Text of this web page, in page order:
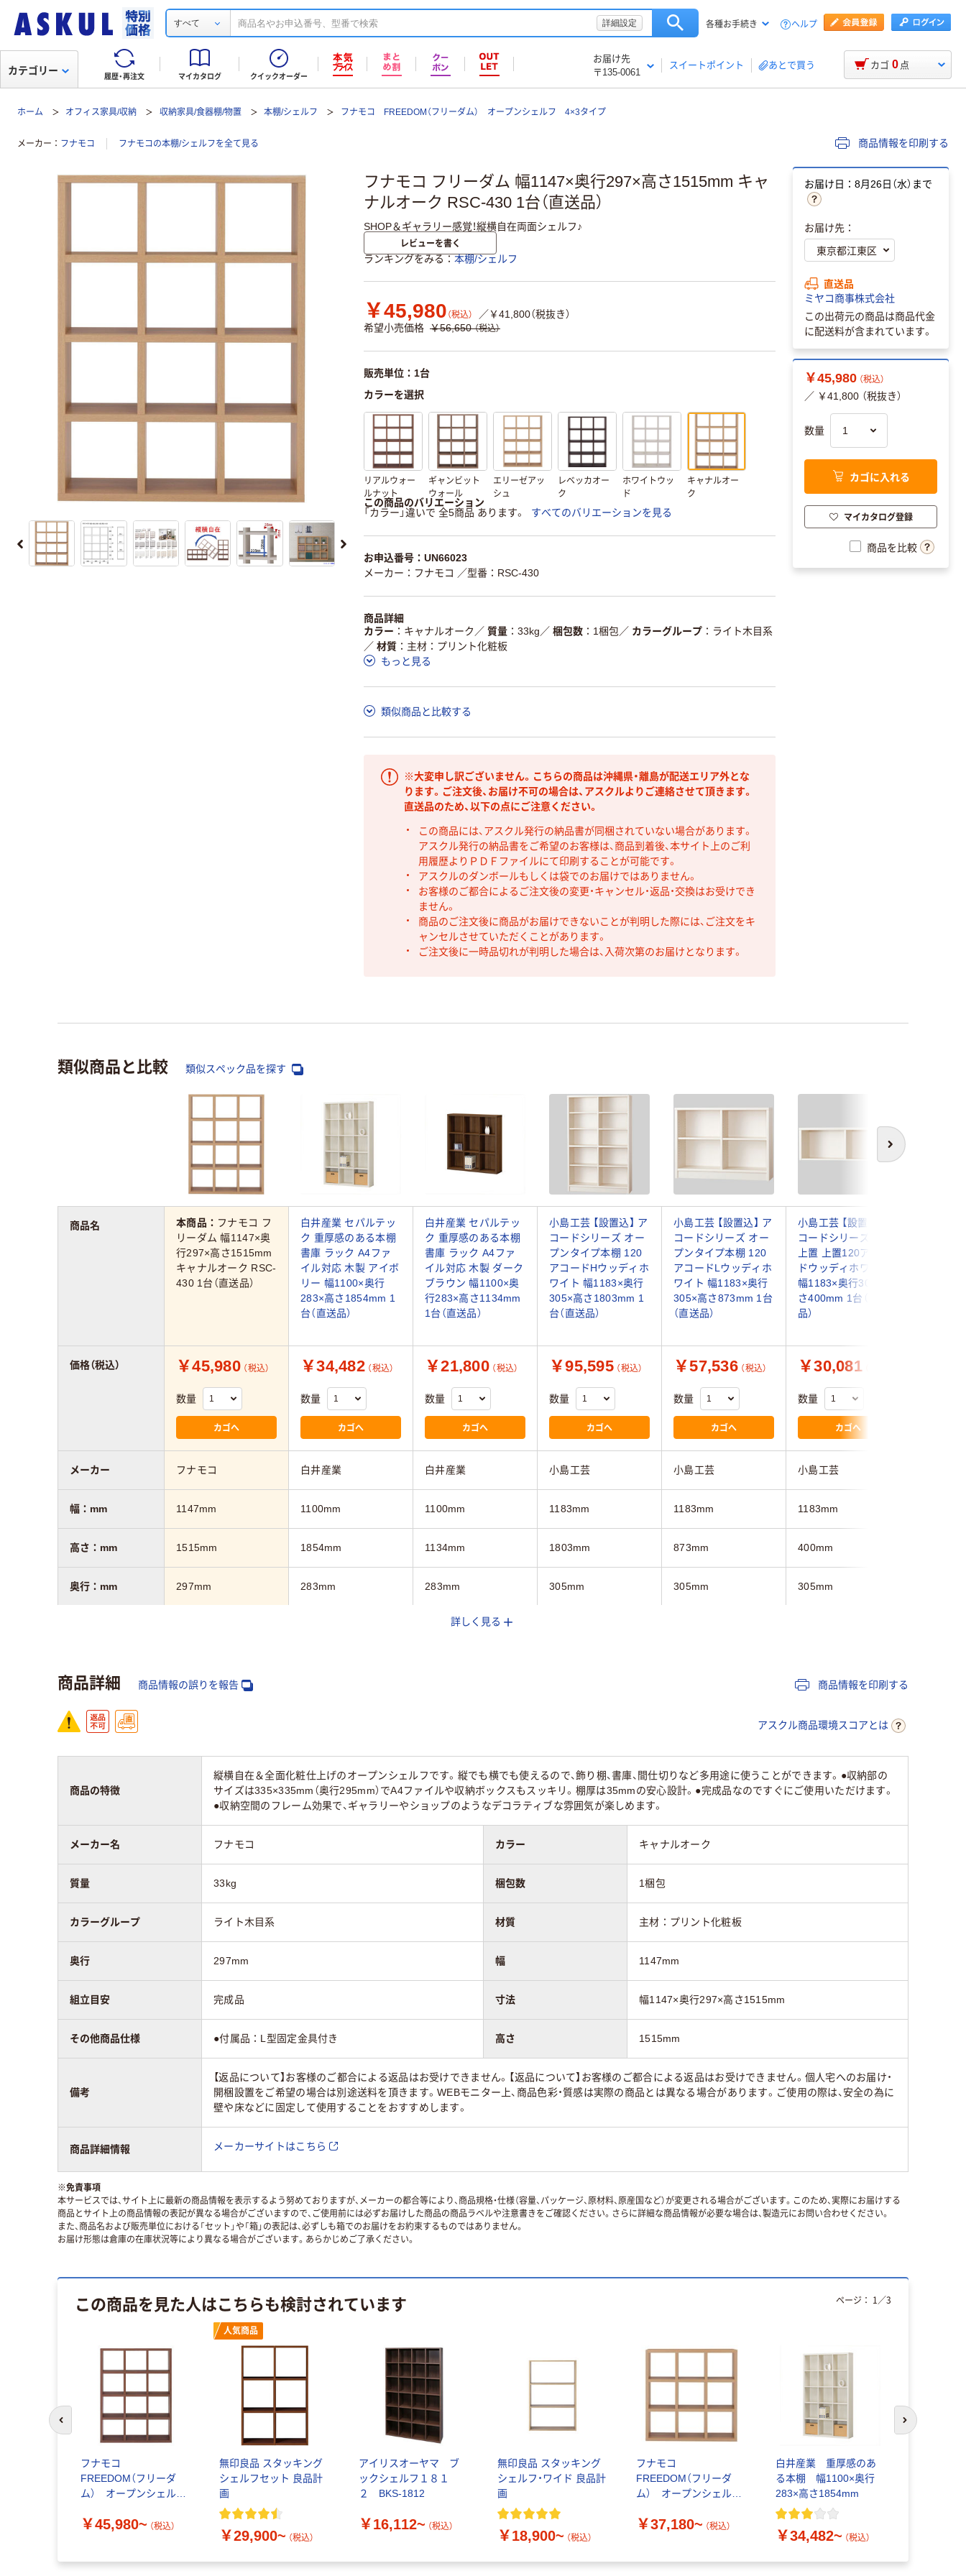
すべて 詳細設定 各種お手続き ヘルプ
履歴・再注文 マイカタログ クイックオーダー
お届け先
〒135-0061
スイートポイント あとで買う
カテゴリー カゴ 0 点
ホーム オフィス家具/収納 収納家具/食器棚/物置 本棚/シェルフ フナモコ FREEDOM（フリーダム） オープンシェルフ 4×3タイプ
メーカー フナモコ フナモコの本棚/シェルフを全て見る 商品情報を印刷する
フナモコ フリーダム 幅1147×奥行297×高さ1515mm キャ
ナルオーク RSC-430 1台（直送品）
SHOP＆ギャラリー感覚！縦横自在両面シェルフ♪
レビューを書く
ランキングをみる 本棚/シェルフ
￥45,980 （税込）
／￥41,800（税抜き）
希望小売価格 ￥56,650 （税込）
販売単位：1台
カラーを選択
リアルウォー
ルナット
ギャンビット
ウォール
エリーゼアッ
シュ
レベッカオー
ク
ホワイトウッ
ド
キャナルオー
ク
この商品のバリエーション
「カラー」違いで 全5商品 あります。
すべてのバリエーションを見る
お申込番号：UN66023
メーカー：フナモコ ／型番：RSC-430
商品詳細
カラー
キャナルオーク ／ 質量 33kg ／ 梱包数 1梱包 ／ カラーグループ
ライト木目系
／ 材質
主材：プリント化粧板
もっと見る
類似商品と比較する
※大変申し訳ございません。こちらの商品は沖縄県・離島が配送エリア外とな
ります。ご注文後、お届け不可の場合は、アスクルよりご連絡させて頂きます。
直送品のため、以下の点にご注意ください。
この商品には、アスクル発行の納品書が同梱されていない場合があります。
アスクル発行の納品書をご希望のお客様は、商品到着後、本サイト上のご利
用履歴よりＰＤＦファイルにて印刷することが可能です。
アスクルのダンボールもしくは袋でのお届けではありません。
お客様のご都合によるご注文後の変更・キャンセル・返品・交換はお受けでき
ません。
商品のご注文後に商品がお届けできないことが判明した際には、ご注文をキ
ャンセルさせていただくことがあります。
ご注文後に一時品切れが判明した場合は、入荷次第のお届けとなります。
お届け日：8月26日（水）まで
お届け先：
直送品
ミヤコ商事株式会社
この出荷元の商品は商品代金
に配送料が含まれています。
￥45,980 （税込）
／ ￥41,800 （税抜き）
数量
カゴに入れる
マイカタログ登録
商品を比較
類似商品と比較 類似スペック品を探す
次へ
本商品： フナモコ フ
リーダム 幅1147×奥
行297×高さ1515mm
キャナルオーク RSC-
430 1台（直送品）
白井産業 セパルテッ
ク 重厚感のある本棚
書庫 ラック A4ファ
イル対応 木製 アイボ
リー 幅1100×奥行
283×高さ1854mm 1
台（直送品）
白井産業 セパルテッ
ク 重厚感のある本棚
書庫 ラック A4ファ
イル対応 木製 ダーク
ブラウン 幅1100×奥
行283×高さ1134mm
1台（直送品）
小島工芸 【設置込】 ア
コードシリーズ オー
プンタイプ本棚 120
アコードHウッディホ
ワイト 幅1183×奥行
305×高さ1803mm 1
台（直送品）
小島工芸 【設置込】 ア
コードシリーズ オー
プンタイプ本棚 120
アコードLウッディホ
ワイト 幅1183×奥行
305×高さ873mm 1台
（直送品）
小島工芸 【設置込】 ア
コードシリーズ専用
上置 上置120アコー
ドウッディホワイト
幅1183×奥行305×高
さ400mm 1台（直送
品）
￥45,980 （税込）
数量
カゴへ
￥34,482 （税込）
数量
カゴへ
￥21,800 （税込）
数量
カゴへ
￥95,595 （税込）
数量
カゴへ
￥57,536 （税込）
数量
カゴへ
￥30,081
数量
カゴへ
フナモコ 白井産業 白井産業 小島工芸 小島工芸 小島工芸
1147mm 1100mm 1100mm 1183mm 1183mm 1183mm
1515mm 1854mm 1134mm 1803mm 873mm 400mm
297mm 283mm 283mm 305mm 305mm 305mm
ブラウン系
商品名
価格（税込）
メーカー
幅：mm
高さ：mm
奥行：mm
詳しく見る
商品詳細 商品情報の誤りを報告 商品情報を印刷する
アスクル商品環境スコアとは
商品の特徴
縦横自在＆全面化粧仕上げのオープンシェルフです。縦でも横でも使えるので、飾り棚、書庫、間仕切りなど多用途に使うことができます。●収納部の
サイズは335×335mm（奥行295mm）でA4ファイルや収納ボックスもスッキリ。棚厚は35mmの安心設計。●完成品なのですぐにご使用いただけます。
●収納空間のフレーム効果で、ギャラリーやショップのようなデコラティブな雰囲気が楽しめます。
メーカー名 フナモコ カラー キャナルオーク
質量 33kg 梱包数 1梱包
カラーグループ ライト木目系 材質 主材：プリント化粧板
奥行 297mm 幅 1147mm
組立目安 完成品 寸法 幅1147×奥行297×高さ1515mm
その他商品仕様 ●付属品：L型固定金具付き 高さ 1515mm
備考
【返品について】お客様のご都合による返品はお受けできません。【返品について】お客様のご都合による返品はお受けできません。個人宅へのお届け・
開梱設置をご希望の場合は別途送料を頂きます。WEBモニター上、商品色彩・質感は実際の商品とは異なる場合があります。ご使用の際は、安全の為に
壁や床などに固定して使用することをおすすめします。
商品詳細情報 メーカーサイトはこちら
※免責事項
本サービスでは、サイト上に最新の商品情報を表示するよう努めておりますが、メーカーの都合等により、商品規格・仕様（容量、パッケージ、原材料、原産国など）が変更される場合がございます。このため、実際にお届けする
商品とサイト上の商品情報の表記が異なる場合がございますので、ご使用前には必ずお届けした商品の商品ラベルや注意書きをご確認ください。さらに詳細な商品情報が必要な場合は、製造元にお問い合わせください。
また、商品名および販売単位における「セット」や「箱」の表記は、必ずしも箱でのお届けをお約束するものではありません。
お届け形態は倉庫の在庫状況等により異なる場合がございます。あらかじめご了承ください。
この商品を見た人はこちらも検討されています
フナモコ
FREEDOM（フリーダ
ム） オープンシェル
￥45,980~ （税込）
人気商品
無印良品 スタッキング
シェルフセット 良品計
画
￥29,900~ （税込）
アイリスオーヤマ ブ
ックシェルフ１８１
２ BKS-1812
￥16,112~ （税込）
無印良品 スタッキング
シェルフ・ワイド 良品計
画
￥18,900~ （税込）
フナモコ
FREEDOM（フリーダ
ム） オープンシェル
￥37,180~ （税込）
白井産業 重厚感のあ
る本棚 幅1100×奥行
283×高さ1854mm
￥34,482~ （税込）
ページ： 1 ／3
次のスライド